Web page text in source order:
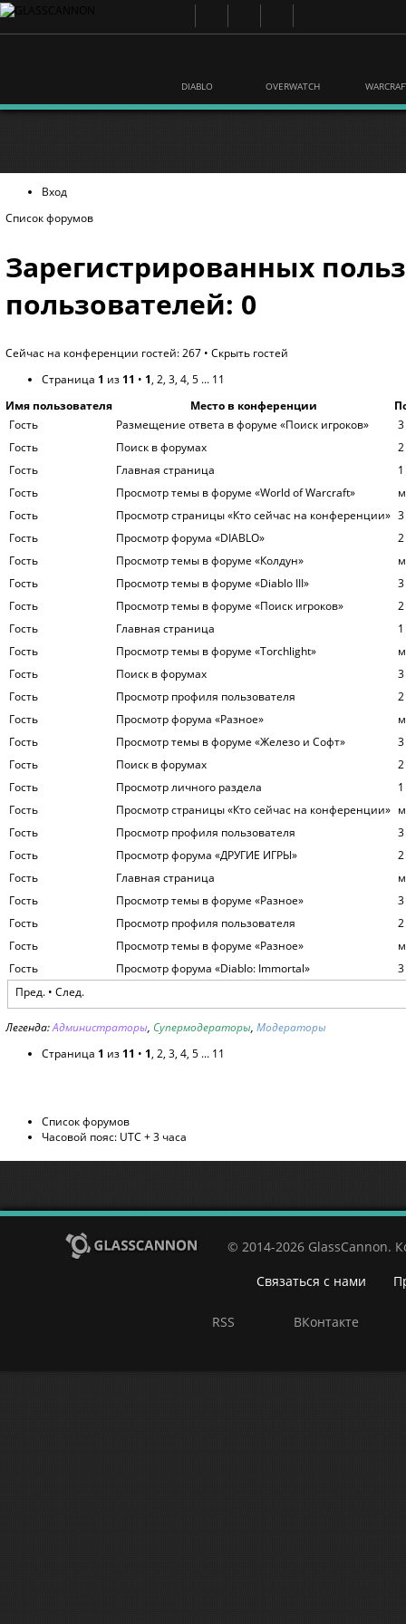
DIABLO OVERWATCH
Вход
Список форумов
Зарегистрированных
пользователей: 0
Сейчас на конференции гостей: 267 • Скрыть гостей
Страница 1 из 11 • 1, 2, 3, 4, 5 ... 11
Имя пользователя
Место в конференции
Гость
Размещение ответа в форуме «Поиск игроков»
Гость
Поиск в форумах
Гость
Главная страница
Гость
Просмотр темы в форуме «World of Warcraft»
Гость
Просмотр страницы «Кто сейчас на конференции»
Гость
Просмотр форума «DIABLO»
Гость
Просмотр темы в форуме «Колдун»
Гость
Просмотр темы в форуме «Diablo III»
Гость
Просмотр темы в форуме «Поиск игроков»
Гость
Главная страница
Гость
Просмотр темы в форуме «Torchlight»
Гость
Поиск в форумах
Гость
Просмотр профиля пользователя
Гость
Просмотр форума «Разное»
Гость
Просмотр темы в форуме «Железо и Софт»
Гость
Поиск в форумах
Гость
Просмотр личного раздела
Гость
Просмотр страницы «Кто сейчас на конференции»
Гость
Просмотр профиля пользователя
Гость
Просмотр форума «ДРУГИЕ ИГРЫ»
Гость
Главная страница
Гость
Просмотр темы в форуме «Разное»
Гость
Просмотр профиля пользователя
Гость
Просмотр темы в форуме «Разное»
Гость
Просмотр форума «Diablo: Immortal»
Пред. • След.
Легенда:Администраторы, Супермодераторы, Модераторы
Страница 1 из 11 • 1, 2, 3, 4, 5 ... 11
Список форумов
Часовой пояс: UTC + 3 часа
© 2014-2026 GlassCannon.
Связаться с нами
RSS ВКонтакте